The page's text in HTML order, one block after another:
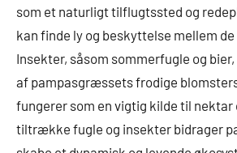
som et naturligt tilflugtssted og
kan finde ly og beskyttelse mellem
Insekter, såsom sommerfugle og
af pampasgræssets frodige
fungerer som en vigtig kilde til nektar
tiltrække fugle og insekter bidrager